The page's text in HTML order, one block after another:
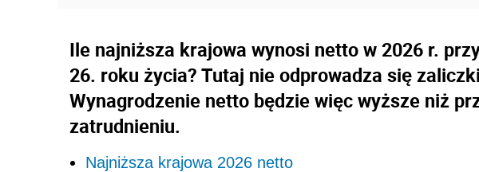
Ile najniższa krajowa wynosi netto w 2026 r.
26. roku życia? Tutaj nie odprowadza się
Wynagrodzenie netto będzie więc wyższe niż
zatrudnieniu.
Najniższa krajowa 2026 netto